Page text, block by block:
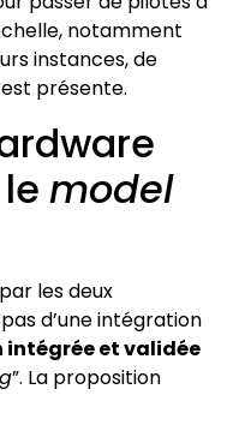
notamment
instances, de
présente.
model
les deux
d’une intégration
intégrée et validée
”. La proposition